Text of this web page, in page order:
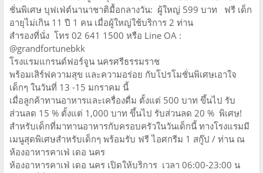
ชั่นพิเศษ บุฟเฟ่ต์นานาชาติมื้อกลางวัน: ผู้ใหญ่ 599 บาท ฟรี เด็ก
อายุไม่เกิน 11 ปี 1 คน เมื่อผู้ใหญ่ใช้บริการ 2 ท่าน
สำรองที่นั่ง โทร 02 641 1500 หรือ Line OA :
@grandfortunebkk
โรงแรมแกรนด์ฟอร์จูน นครศรีธรรมราช
พร้อมเสิร์ฟความสุข และความอร่อย กับโปรโมชั่นพิเศษเอาใจ
เด็กๆ ในวันที่ 13 -15 มกราคม นี้
เมื่อลูกค้าทานอาหารและเครื่องดื่ม ตั้งแต่ 500 บาท ขึ้นไป รับ
ส่วนลด 15 % ตั้งแต่ 1,000 บาท ขึ้นไป รับส่วนลด 20 % พิเศษ!
สำหรับเด็กที่มาทานอาหารกับครอบครัวในวันเด็กนี้ ทางโรงแรมมี
เมนูสุดพิเศษสำหรับเด็กๆ พร้อมรับ ฟรี ไอศกรีม 1 สกู๊ป / ท่าน ณ
ห้องอาหารคาเฟ่ เดอ นคร
ห้องอาหารคาเฟ่ เดอ นคร เปิดให้บริการ เวลา 06:00-23:00 น